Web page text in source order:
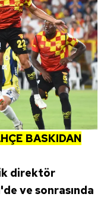
BASKIDAN
direktör
ve sonrasında